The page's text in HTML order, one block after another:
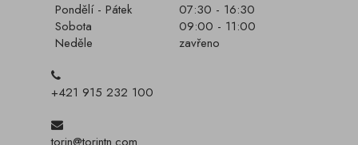
Pondělí - Pátek
07:30 - 16:30
Sobota
09:00 - 11:00
Neděle
zavřeno
+421 915 232 100